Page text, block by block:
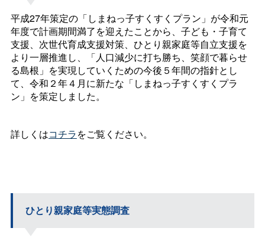
平成27年策定の「しまねっ子すくすくプラン」が令和元
年度で計画期間満了を迎えたことから、子ども・子育て
支援、次世代育成支援対策、ひとり親家庭等自立支援を
より一層推進し、「人口減少に打ち勝ち、笑顔で暮らせ
る島根」を実現していくための今後５年間の指針とし
て、令和２年４月に新たな「しまねっ子すくすくプラ
ン」を策定しました。
詳しくはコチラをご覧ください。
ひとり親家庭等実態調査